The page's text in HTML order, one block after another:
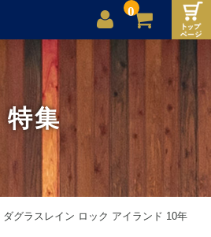
0
店舗案内
ご利用案内
送料
お問合せ
特集
ダグラスレイン ロック アイランド 10年